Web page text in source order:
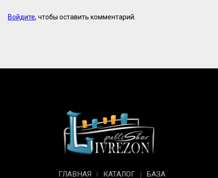
Войдите, чтобы оставить комментарий.
ГЛАВНАЯ КАТАЛОГ БАЗА